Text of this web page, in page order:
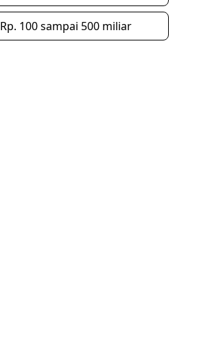
Rp. 100 sampai 500 miliar